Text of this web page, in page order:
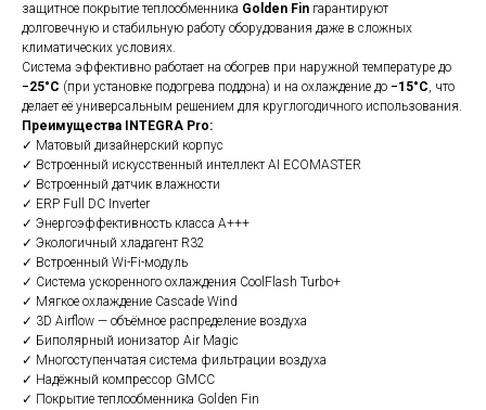
защитное покрытие теплообменника Golden Fin гарантируют
долговечную и стабильную работу оборудования даже в сложных
климатических условиях.
Система эффективно работает на обогрев при наружной температуре до
−25°C (при установке подогрева поддона) и на охлаждение до −15°C, что
делает её универсальным решением для круглогодичного использования.
Преимущества INTEGRA Pro:
✓ Матовый дизайнерский корпус
✓ Встроенный искусственный интеллект AI ECOMASTER
✓ Встроенный датчик влажности
✓ ERP Full DC Inverter
✓ Энергоэффективность класса A+++
✓ Экологичный хладагент R32
✓ Встроенный Wi-Fi-модуль
✓ Система ускоренного охлаждения CoolFlash Turbo+
✓ Мягкое охлаждение Cascade Wind
✓ 3D Airflow — объёмное распределение воздуха
✓ Биполярный ионизатор Air Magic
✓ Многоступенчатая система фильтрации воздуха
✓ Надёжный компрессор GMCC
✓ Покрытие теплообменника Golden Fin